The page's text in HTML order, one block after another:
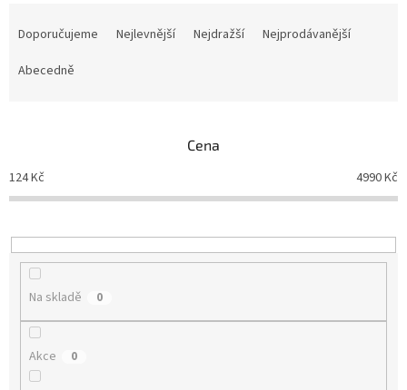
o
d
k
t
Doporučujeme Nejlevnější Nejdražší
Nejprodávanější
Abecedně
Cena
124Kč 4990Kč
Na skladě 0
Akce 0